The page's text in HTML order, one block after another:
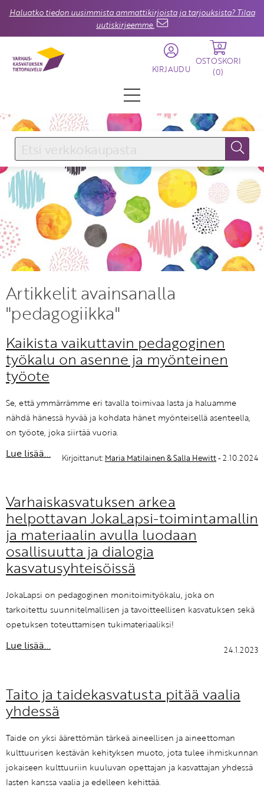
Haluatko tiedon uusimmista ammattikirjoista ja tarjouksista? Tilaa
uutiskirjeemme.
KIRJAUDU
0
OSTOSKORI
(0)
KIRJAUDU SISÄÄN
Käyttäjätunnus
Salasana
Unohtuiko salasana?
Etkö ole vielä Varhaiskasvatuksen Tietopalvelun
Liity tästä!
Artikkelit avainsanalla
"pedagogiikka"
Kaikista vaikuttavin pedagoginen
työkalu on asenne ja myönteinen
työote
Se, että ymmärrämme eri tavalla toimivaa lasta ja haluamme
nähdä hänessä hyvää ja kohdata hänet myönteisellä asenteella,
on työote, joka siirtää vuoria.
Lue lisää... Kirjoittanut: Maria Matilainen & Salla Hewitt- 2.10.2024
Varhaiskasvatuksen arkea
helpottavan JokaLapsi-toimintamallin
ja materiaalin avulla luodaan
osallisuutta ja dialogia
kasvatusyhteisöissä
JokaLapsi on pedagoginen monitoimityökalu, joka on
tarkoitettu suunnitelmallisen ja tavoitteellisen kasvatuksen sekä
opetuksen toteuttamisen tukimateriaaliksi!
Lue lisää... 24.1.2023
Taito ja taidekasvatusta pitää vaalia
yhdessä
Taide on yksi äärettömän tärkeä aineellisen ja aineettoman
kulttuurisen kestävän kehityksen muoto, jota tulee ihmiskunnan
jokaiseen kulttuuriin kuuluvan opettajan ja kasvattajan yhdessä
lasten kanssa vaalia ja edelleen kehittää.